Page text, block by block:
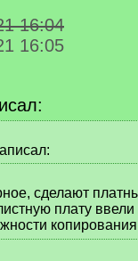
16:04
16:05
сделают
плату
копирования